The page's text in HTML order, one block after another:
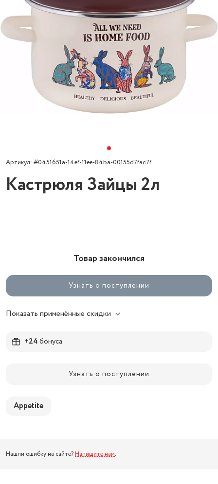
Артикул: #0451651a-14ef-11ee-84ba-00155d7fac7f
Кастрюля Зайцы 2л
Товар закончился
Узнать о поступлении
Показать применённые скидки
+24бонуса
Узнать о поступлении
Appetite
Нашли ошибку на сайте? Напишите нам.